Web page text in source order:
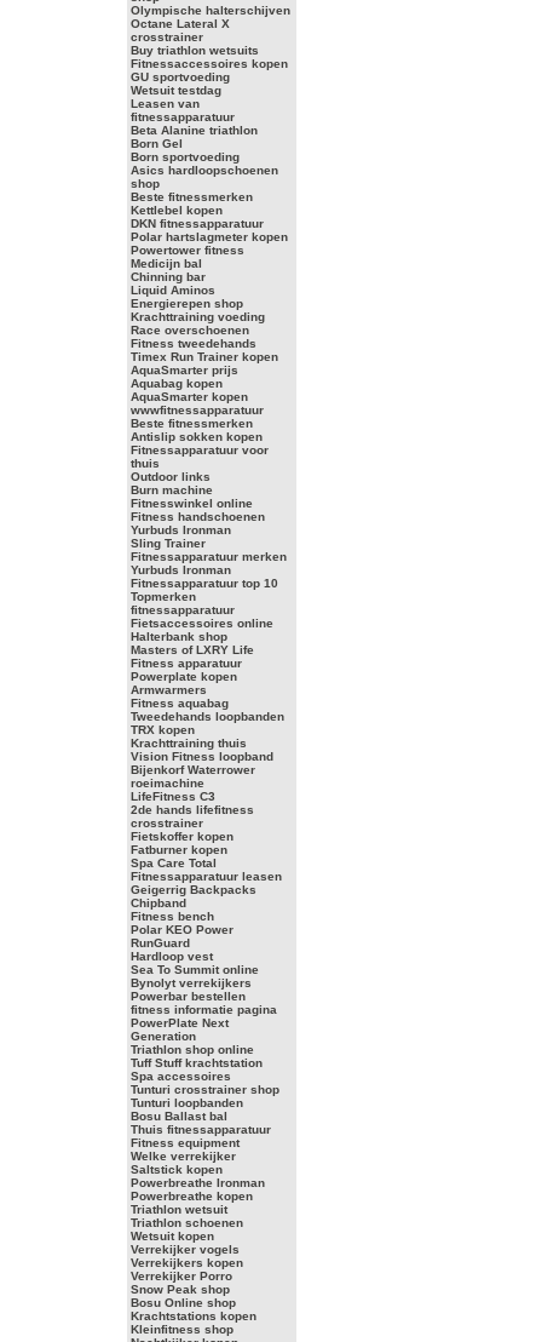
Olympische halterschijven
Octane Lateral X
crosstrainer
Buy triathlon wetsuits
Fitnessaccessoires kopen
GU sportvoeding
Wetsuit testdag
Leasen van
fitnessapparatuur
Beta Alanine triathlon
Born Gel
Born sportvoeding
Asics hardloopschoenen
shop
Beste fitnessmerken
Kettlebel kopen
DKN fitnessapparatuur
Polar hartslagmeter kopen
Powertower fitness
Medicijn bal
Chinning bar
Liquid Aminos
Energierepen shop
Krachttraining voeding
Race overschoenen
Fitness tweedehands
Timex Run Trainer kopen
AquaSmarter prijs
Aquabag kopen
AquaSmarter kopen
wwwfitnessapparatuur
Beste fitnessmerken
Antislip sokken kopen
Fitnessapparatuur voor
thuis
Outdoor links
Burn machine
Fitnesswinkel online
Fitness handschoenen
Yurbuds Ironman
Sling Trainer
Fitnessapparatuur merken
Yurbuds Ironman
Fitnessapparatuur top 10
Topmerken
fitnessapparatuur
Fietsaccessoires online
Halterbank shop
Masters of LXRY Life
Fitness apparatuur
Powerplate kopen
Armwarmers
Fitness aquabag
Tweedehands loopbanden
TRX kopen
Krachttraining thuis
Vision Fitness loopband
Bijenkorf Waterrower
roeimachine
LifeFitness C3
2de hands lifefitness
crosstrainer
Fietskoffer kopen
Fatburner kopen
Spa Care Total
Fitnessapparatuur leasen
Geigerrig Backpacks
Chipband
Fitness bench
Polar KEO Power
RunGuard
Hardloop vest
Sea To Summit online
Bynolyt verrekijkers
Powerbar bestellen
fitness informatie pagina
PowerPlate Next
Generation
Triathlon shop online
Tuff Stuff krachtstation
Spa accessoires
Tunturi crosstrainer shop
Tunturi loopbanden
Bosu Ballast bal
Thuis fitnessapparatuur
Fitness equipment
Welke verrekijker
Saltstick kopen
Powerbreathe Ironman
Powerbreathe kopen
Triathlon wetsuit
Triathlon schoenen
Wetsuit kopen
Verrekijker vogels
Verrekijkers kopen
Verrekijker Porro
Snow Peak shop
Bosu Online shop
Krachtstations kopen
Kleinfitness shop